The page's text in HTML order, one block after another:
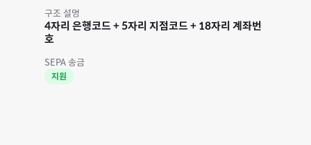
구조 설명
4자리 은행코드 + 5자리 지점코드 + 18자리 계좌번
호
SEPA 송금
지원